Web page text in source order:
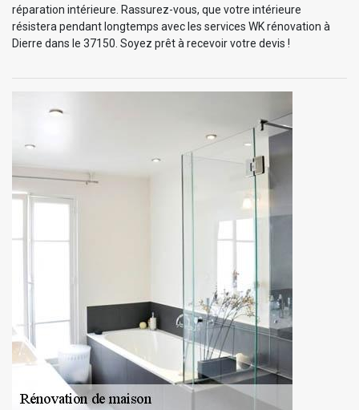
réparation intérieure. Rassurez-vous, que votre intérieure
résistera pendant longtemps avec les services WK rénovation à
Dierre dans le 37150. Soyez prêt à recevoir votre devis !